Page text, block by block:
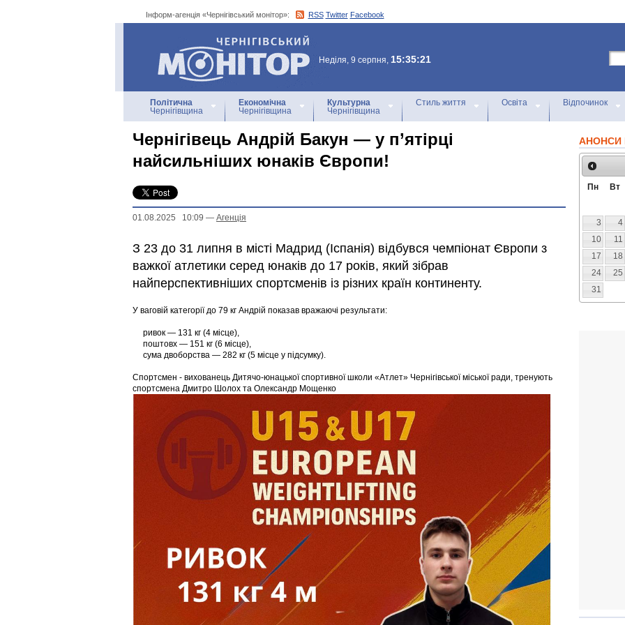
Інформ-агенція «Чернігівський монітор»: RSS Twitter Facebook
Інформ-агенція
«Чернігівський монітор»
Неділя, 9 серпня, 15:35:21
Політична
Чернігівщина
Економічна
Чернігівщина
Культурна
Чернігівщина
Стиль життя Освіта Відпочинок
Чернігівець Андрій Бакун — у п’ятірці
найсильніших юнаків Європи!
01.08.2025 10:09 — Агенцiя
З 23 до 31 липня в місті Мадрид (Іспанія) відбувся чемпіонат Європи з
важкої атлетики серед юнаків до 17 років, який зібрав
найперспективніших спортсменів із різних країн континенту.
У ваговій категорії до 79 кг Андрій показав вражаючі результати:
ривок — 131 кг (4 місце),
поштовх — 151 кг (6 місце),
сума двоборства — 282 кг (5 місце у підсумку).
Спортсмен - вихованець Дитячо-юнацької спортивної школи «Атлет» Чернігівської міської ради, тренують
спортсмена Дмитро Шолох та Олександр Мощенко
АНОНСИ
Пн Вт
3
4
10
11
17
18
24
25
31